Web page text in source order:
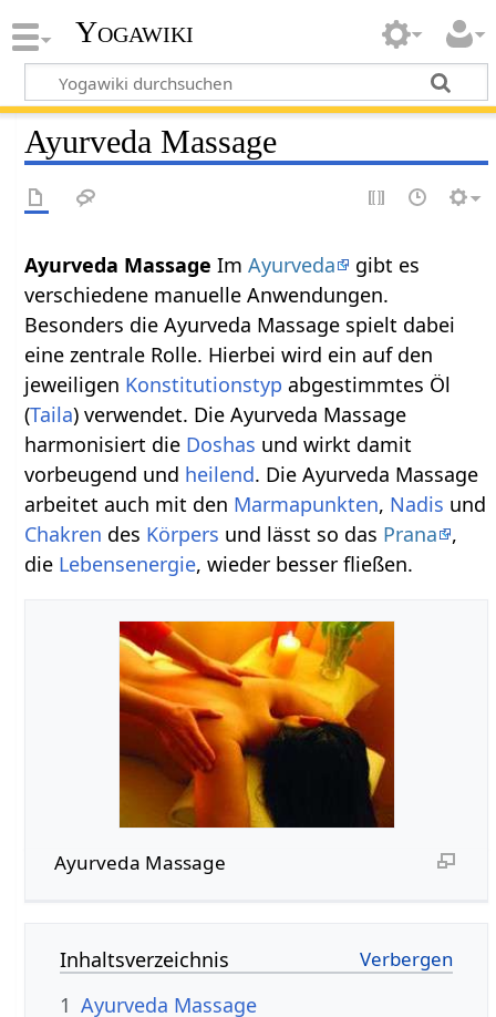
Yogawiki
Ayurveda Massage
Ayurveda Massage ImAyurveda
gibt es
verschiedene manuelle Anwendungen.
Besonders die Ayurveda Massage spielt dabei
eine zentrale Rolle. Hierbei wird ein auf den
jeweiligen Konstitutionstyp abgestimmtes Öl
(Taila) verwendet. Die Ayurveda Massage
harmonisiert die Doshas und wirkt damit
vorbeugend und heilend. Die Ayurveda Massage
arbeitet auch mit den Marmapunkten, Nadis und
Chakren des Körpers und lässt so das Prana
,
die Lebensenergie, wieder besser fließen.
Ayurveda Massage
Inhaltsverzeichnis
1 Ayurveda Massage